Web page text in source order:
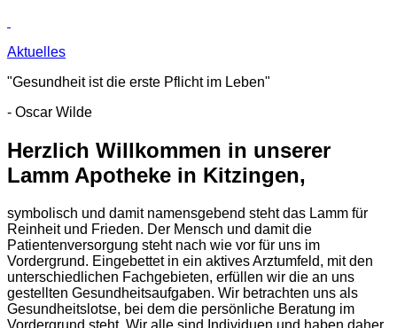
Aktuelles
"Gesundheit ist die erste Pflicht im Leben"
- Oscar Wilde
Herzlich Willkommen in unserer
Lamm Apotheke in Kitzingen,
symbolisch und damit namensgebend steht das Lamm für
Reinheit und Frieden. Der Mensch und damit die
Patientenversorgung steht nach wie vor für uns im
Vordergrund. Eingebettet in ein aktives Arztumfeld, mit den
unterschiedlichen Fachgebieten, erfüllen wir die an uns
gestellten Gesundheitsaufgaben. Wir betrachten uns als
Gesundheitslotse, bei dem die persönliche Beratung im
Vordergrund steht. Wir alle sind Individuen und haben daher